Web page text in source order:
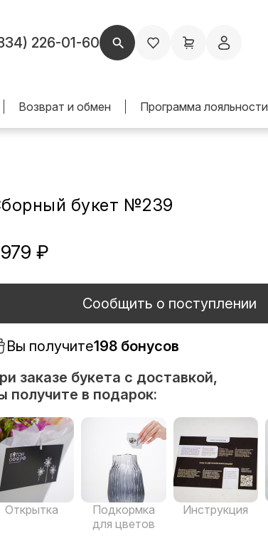
226-01-60
Возврат и обмен Программа лояльности
букет №239
979 ₽
Сообщить о поступлении
Вы получите198 бонусов
заказе букета с доставкой,
получите в подарок:
Открытка
Подкормка
для цветов
Инструкция